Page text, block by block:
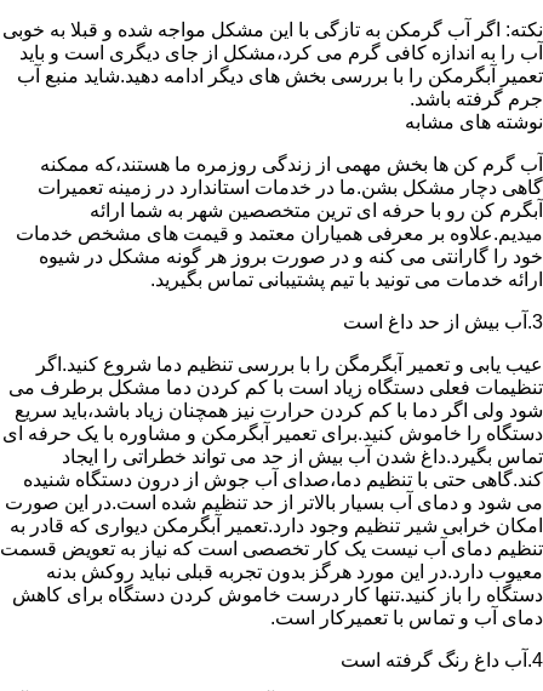
نکته: اگر آب گرمکن به تازگی با این مشکل مواجه شده و قبلا به خوبی
آب را به اندازه کافی گرم می کرد،مشکل از جای دیگری است و باید
تعمیر آبگرمکن را با بررسی بخش های دیگر ادامه دهید.شاید منبع آب
جرم گرفته باشد.
نوشته های مشابه
آب گرم کن ها بخش مهمی از زندگی روزمره ما هستند،که ممکنه
گاهی دچار مشکل بشن.ما در خدمات استاندارد در زمینه تعمیرات
آبگرم کن رو با حرفه ای ترین متخصصین شهر به شما ارائه
میدیم.علاوه بر معرفی همیاران معتمد و قیمت های مشخص خدمات
خود را گارانتی می کنه و در صورت بروز هر گونه مشکل در شیوه
ارائه خدمات می تونید با تیم پشتیبانی تماس بگیرید.
3.آب بیش از حد داغ است
عیب یابی و تعمیر آبگرمگن را با بررسی تنظیم دما شروع کنید.اگر
تنظیمات فعلی دستگاه زیاد است با کم کردن دما مشکل برطرف می
شود ولی اگر دما با کم کردن حرارت نیز همچنان زیاد باشد،باید سریع
دستگاه را خاموش کنید.برای تعمیر آبگرمکن و مشاوره با یک حرفه ای
تماس بگیرد.داغ شدن آب بیش از حد می تواند خطراتی را ایجاد
کند.گاهی حتی با تنظیم دما،صدای آب جوش از درون دستگاه شنیده
می شود و دمای آب بسیار بالاتر از حد تنظیم شده است.در این صورت
امکان خرابی شیر تنظیم وجود دارد.تعمیر آبگرمکن دیواری که قادر به
تنظیم دمای آب نیست یک کار تخصصی است که نیاز به تعویض قسمت
معیوب دارد.در این مورد هرگز بدون تجربه قبلی نباید روکش بدنه
دستگاه را باز کنید.تنها کار درست خاموش کردن دستگاه برای کاهش
دمای آب و تماس با تعمیرکار است.
4.آب داغ رنگ گرفته است